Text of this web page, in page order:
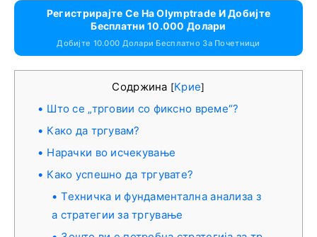
Регистрирајте Се На Olymptrade И Добијте
Бесплатни 10.000 Долари
Добијте 10.000 Долари Бесплатно За Почетници
Содржина [Крие]
Што се „трговии со фиксно време“?
Како да тргувам?
Нарачки во исчекување
Како успешно да тргувате?
Техничка и фундаментална анализа з
а стратегии за тргување